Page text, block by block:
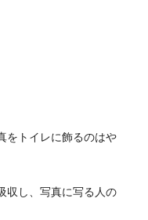
をトイレに飾るのはや
収し、写真に写る人の